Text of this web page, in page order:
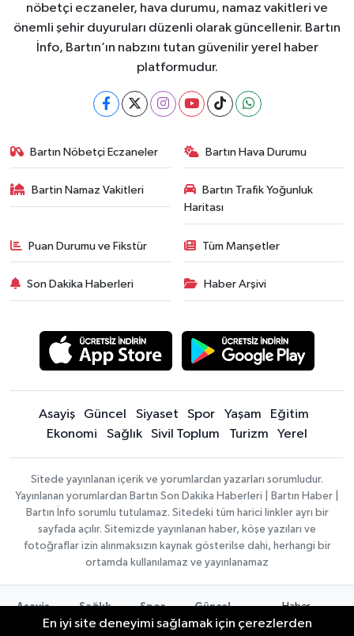
nöbetçi eczaneler, hava durumu, namaz vakitleri ve
önemli şehir duyuruları düzenli olarak güncellenir. Bartın
İnfo, Bartın’ın nabzını tutan güvenilir yerel haber
platformudur.
Bartın Nöbetçi Eczaneler Bartın Hava Durumu
Bartin Namaz Vakitleri
Bartın Trafik Yoğunluk
Haritası
Puan Durumu ve Fikstür Tüm Manşetler
Son Dakika Haberleri Haber Arşivi
Asayiş Güncel Siyaset Spor Yaşam
Eğitim
Ekonomi
Sağlık Sivil Toplum Turizm Yerel
Sitede yayınlanan içerik ve yorumlardan yazarları sorumludur.
Yayınlanan yorumlardan Bartın Son Dakika Haberleri | Bartın Haber |
Bartın İnfo sorumlu tutulamaz. Sitedeki tüm harici linkler ayrı bir
sayfada açılır. Sitemizde yayınlanan haber, köşe yazıları ve
fotoğraflar izin alınmaksızın kaynak gösterilse dahi, herhangi bir
ortamda kullanılamaz ve yayınlanamaz
Asayiş Sağlık Spor
Güncel
Siyaset
Yaşam Turizm
Eğitim
Haber
Yazılımı:
En iyi site deneyimi sağlamak için çerezlerden